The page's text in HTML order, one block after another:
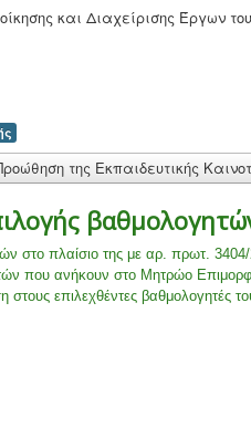
και Διαχείρισης Έργων
της Εκπαιδευτικής
στο πλαίσιο της με αρ. πρωτ.
που ανήκουν στο Μητρώο
επιλεχθέντες βαθμολογητές